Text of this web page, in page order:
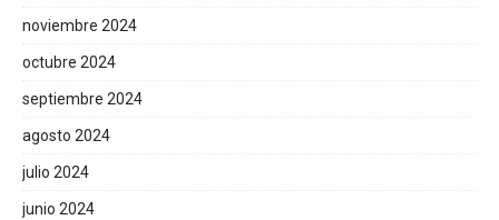
noviembre 2024
octubre 2024
septiembre 2024
agosto 2024
julio 2024
junio 2024